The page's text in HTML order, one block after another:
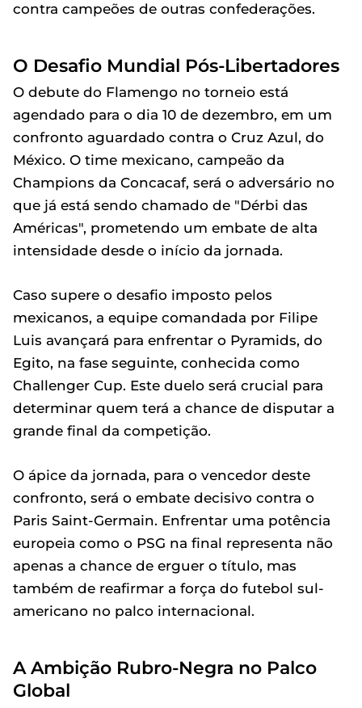
contra campeões de outras confederações.
O Desafio Mundial Pós-Libertadores
O debute do Flamengo no torneio está
agendado para o dia 10 de dezembro, em um
confronto aguardado contra o Cruz Azul, do
México. O time mexicano, campeão da
Champions da Concacaf, será o adversário no
que já está sendo chamado de "Dérbi das
Américas", prometendo um embate de alta
intensidade desde o início da jornada.
Caso supere o desafio imposto pelos
mexicanos, a equipe comandada por Filipe
Luis avançará para enfrentar o Pyramids, do
Egito, na fase seguinte, conhecida como
Challenger Cup. Este duelo será crucial para
determinar quem terá a chance de disputar a
grande final da competição.
O ápice da jornada, para o vencedor deste
confronto, será o embate decisivo contra o
Paris Saint-Germain. Enfrentar uma potência
europeia como o PSG na final representa não
apenas a chance de erguer o título, mas
também de reafirmar a força do futebol sul-
americano no palco internacional.
A Ambição Rubro-Negra no Palco
Global